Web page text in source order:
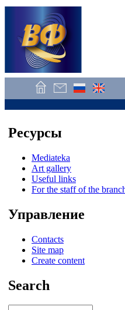
Ресурсы
Mediateka
Art gallery
Useful links
For the staff of the
Управление
Contacts
Site map
Create content
Search